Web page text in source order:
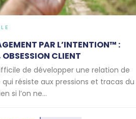
PAR L’INTENTION™ :
OBSESSION CLIENT
de développer une relation de
résiste aux pressions et tracas du
si l’on ne...